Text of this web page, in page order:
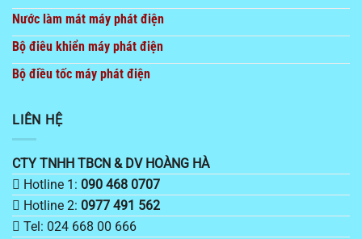
Nước làm mát máy phát điện
Bộ điêu khiển máy phát điện
Bộ điều tốc máy phát điện
LIÊN HỆ
CTY TNHH TBCN & DV HOÀNG HÀ
Hotline 1: 090 468 0707
Hotline 2: 0977 491 562
Tel: 024 668 00 666